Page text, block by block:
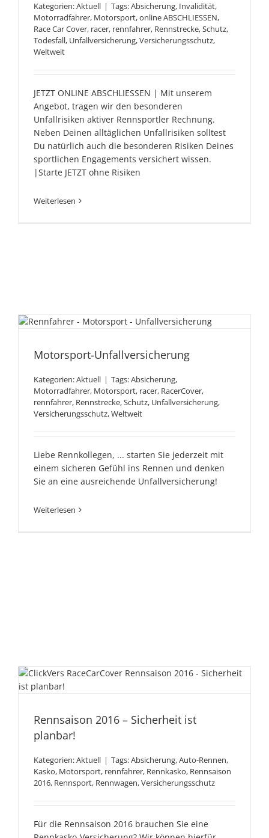
Kategorien:Aktuell | Tags:Absicherung, Invalidität,
Motorradfahrer, Motorsport,online ABSCHLIESSEN,
Race Car Cover, racer, rennfahrer, Rennstrecke,Schutz,
Todesfall, Unfallversicherung,Versicherungsschutz,
Weltweit
JETZT ONLINE ABSCHLIESSEN | Mit unserem
Angebot, tragen wir den besonderen
Unfallrisiken aktiver Rennsportler Rechnung.
Neben Deinen alltäglichen Unfallrisiken solltest
Du natürlich auch die besonderen Risiken Deines
sportlichen Engagements versichert wissen.
|Starte JETZT ohne Risiken
Weiterlesen
Motorsport-
Unfallversicherung
Motorsport-Unfallversicherung
Kategorien:Aktuell | Tags:Absicherung,
Motorradfahrer, Motorsport, racer, RacerCover,
rennfahrer, Rennstrecke,Schutz, Unfallversicherung,
Versicherungsschutz,Weltweit
Liebe Rennkollegen, ... starten Sie jederzeit mit
einem sicheren Gefühl ins Rennen und denken
Sie an eine ausreichende Unfallversicherung!
Weiterlesen
Sicherheit ist planbar!
Rennsaison 2016 – Sicherheit ist
planbar!
Kategorien:Aktuell | Tags:Absicherung,Auto-Rennen,
Kasko, Motorsport, rennfahrer, Rennkasko, Rennsaison
2016, Rennsport, Rennwagen,Versicherungsschutz
Für die Rennsaison 2016 brauchen Sie eine